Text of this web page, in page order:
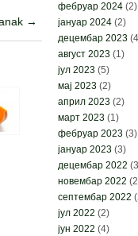
→
фебруар 2024(2)
јануар 2024(2)
децембар 2023
август 2023(1)
јул 2023(5)
мај 2023(2)
април 2023(2)
март 2023(1)
фебруар 2023(3)
јануар 2023(3)
децембар 2022
новембар 2022
септембар 2022
јул 2022 (2)
јун 2022 (4)